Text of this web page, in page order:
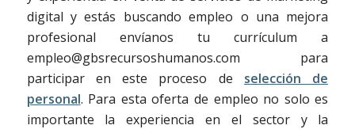
digital y estás buscando empleo o una mejora
profesional envíanos tu currículum a
empleo@gbsrecursoshumanos.com para
participar en este proceso de selección de
personal. Para esta oferta de empleo no solo es
importante la experiencia en el sector y la